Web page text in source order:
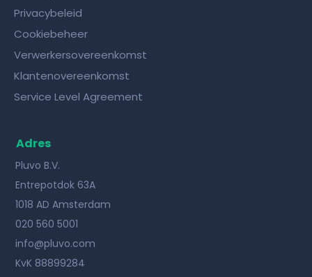
Privacybeleid
Cookiebeheer
Verwerkersovereenkomst
Klantenovereenkomst
Service Level Agreement
Adres
Pluvo B.V.
Entrepotdok 63A
1018 AD Amsterdam
020 560 5001
info@pluvo.com
KvK 88899284